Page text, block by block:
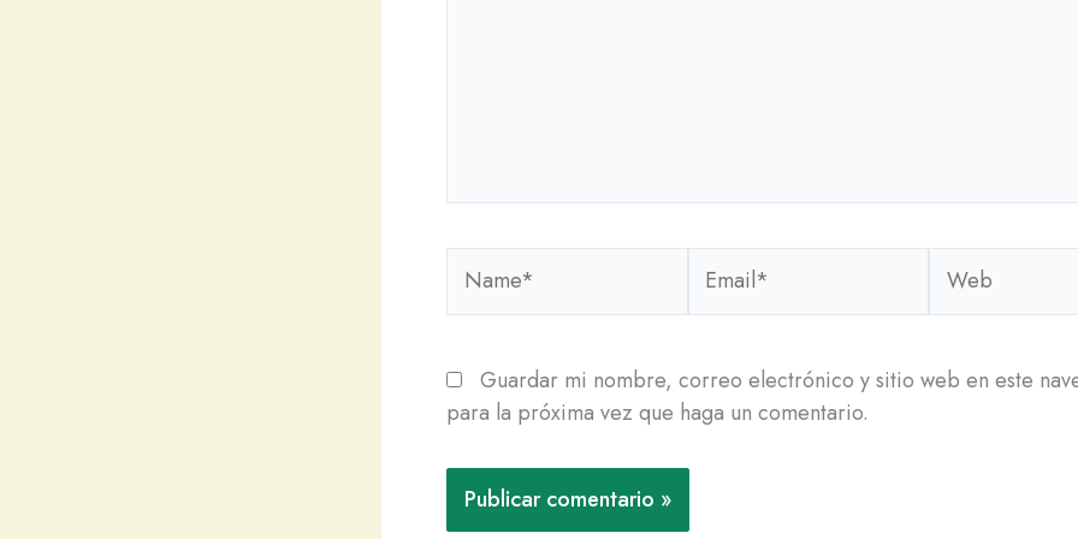
Guardar mi nombre, correo electrónico y sitio web en este
para la próxima vez que haga un comentario.